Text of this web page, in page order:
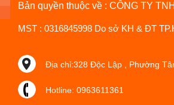
Bản quyền thuộc về : CÔNG TY
MST : 0316845998 Do sở KH & ĐT
Địa chỉ:328 Độc Lập , Phường
Hotline: 0963611361